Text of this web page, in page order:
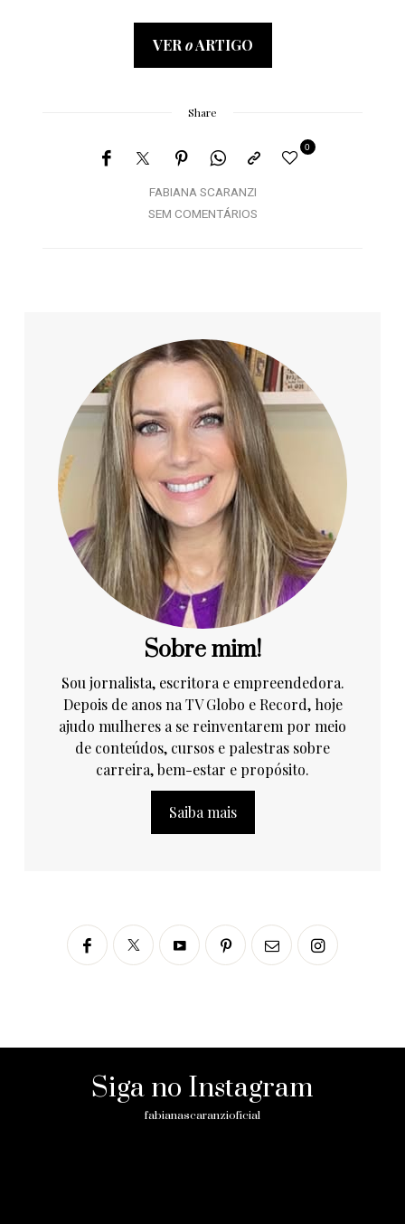
VER oARTIGO
Share
FABIANA SCARANZI
0
SEM COMENTÁRIOS
Sobre mim!
Sou jornalista, escritora e empreendedora.
Depois de anos na TV Globo e Record, hoje
ajudo mulheres a se reinventarem por meio
de conteúdos, cursos e palestras sobre
carreira, bem-estar e propósito.
Saiba mais
Siga no Instagram
fabianascaranzioficial